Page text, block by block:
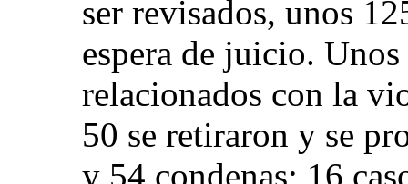
ser revisados, unos
espera de juicio.
relacionados con la
50 se retiraron y se
y 54 condenas; 16